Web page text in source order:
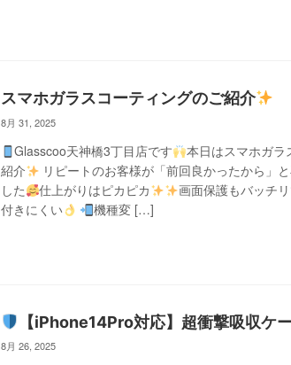
スマホガラスコーティングのご紹介
8月 31, 2025
Glasscoo天神橋3丁目店です
本日はスマホガ
紹介
リピートのお客様が「前回良かったから」
した
仕上がりはピカピカ
画面保護もバッチ
付きにくい
機種変 […]
【iPhone14Pro対応】超衝撃吸収ケ
8月 26, 2025